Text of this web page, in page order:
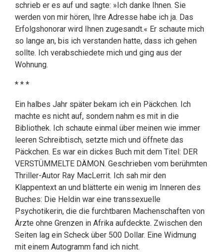
schrieb er es auf und sagte: »Ich danke Ihnen. Sie
werden von mir hören, Ihre Adresse habe ich ja. Das
Erfolgshonorar wird Ihnen zugesandt.« Er schaute mich
so lange an, bis ich verstanden hatte, dass ich gehen
sollte. Ich verabschiedete mich und ging aus der
Wohnung.
* * *
Ein halbes Jahr später bekam ich ein Päckchen. Ich
machte es nicht auf, sondern nahm es mit in die
Bibliothek. Ich schaute einmal über meinen wie immer
leeren Schreibtisch, setzte mich und öffnete das
Päckchen. Es war ein dickes Buch mit dem Titel: DER
VERSTÜMMELTE DÄMON. Geschrieben vom berühmten
Thriller-Autor Ray MacLerrit. Ich sah mir den
Klappentext an und blätterte ein wenig im Inneren des
Buches: Die Heldin war eine transsexuelle
Psychotikerin, die die furchtbaren Machenschaften von
Ärzte ohne Grenzen in Afrika aufdeckte. Zwischen den
Seiten lag ein Scheck über 500 Dollar. Eine Widmung
mit einem Autogramm fand ich nicht.